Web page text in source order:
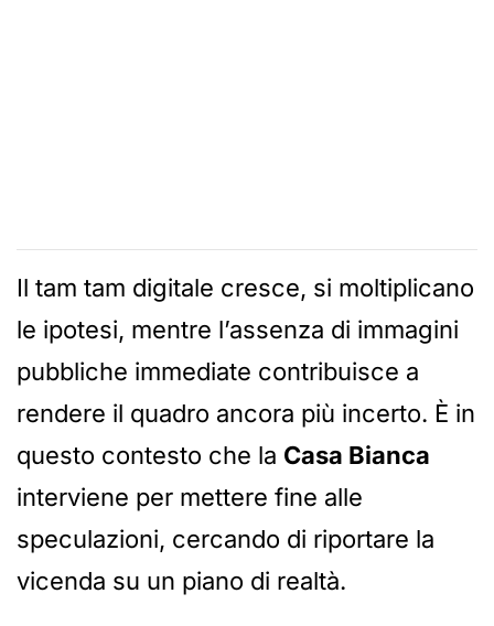
Il tam tam digitale cresce, si moltiplicano
le ipotesi, mentre l’assenza di immagini
pubbliche immediate contribuisce a
rendere il quadro ancora più incerto. È in
questo contesto che la Casa Bianca
interviene per mettere fine alle
speculazioni, cercando di riportare la
vicenda su un piano di realtà.